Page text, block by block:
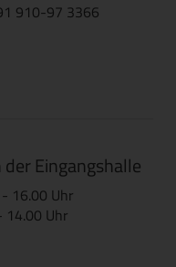
910-97 3366
Eingangshalle
16.00 Uhr
Uhr